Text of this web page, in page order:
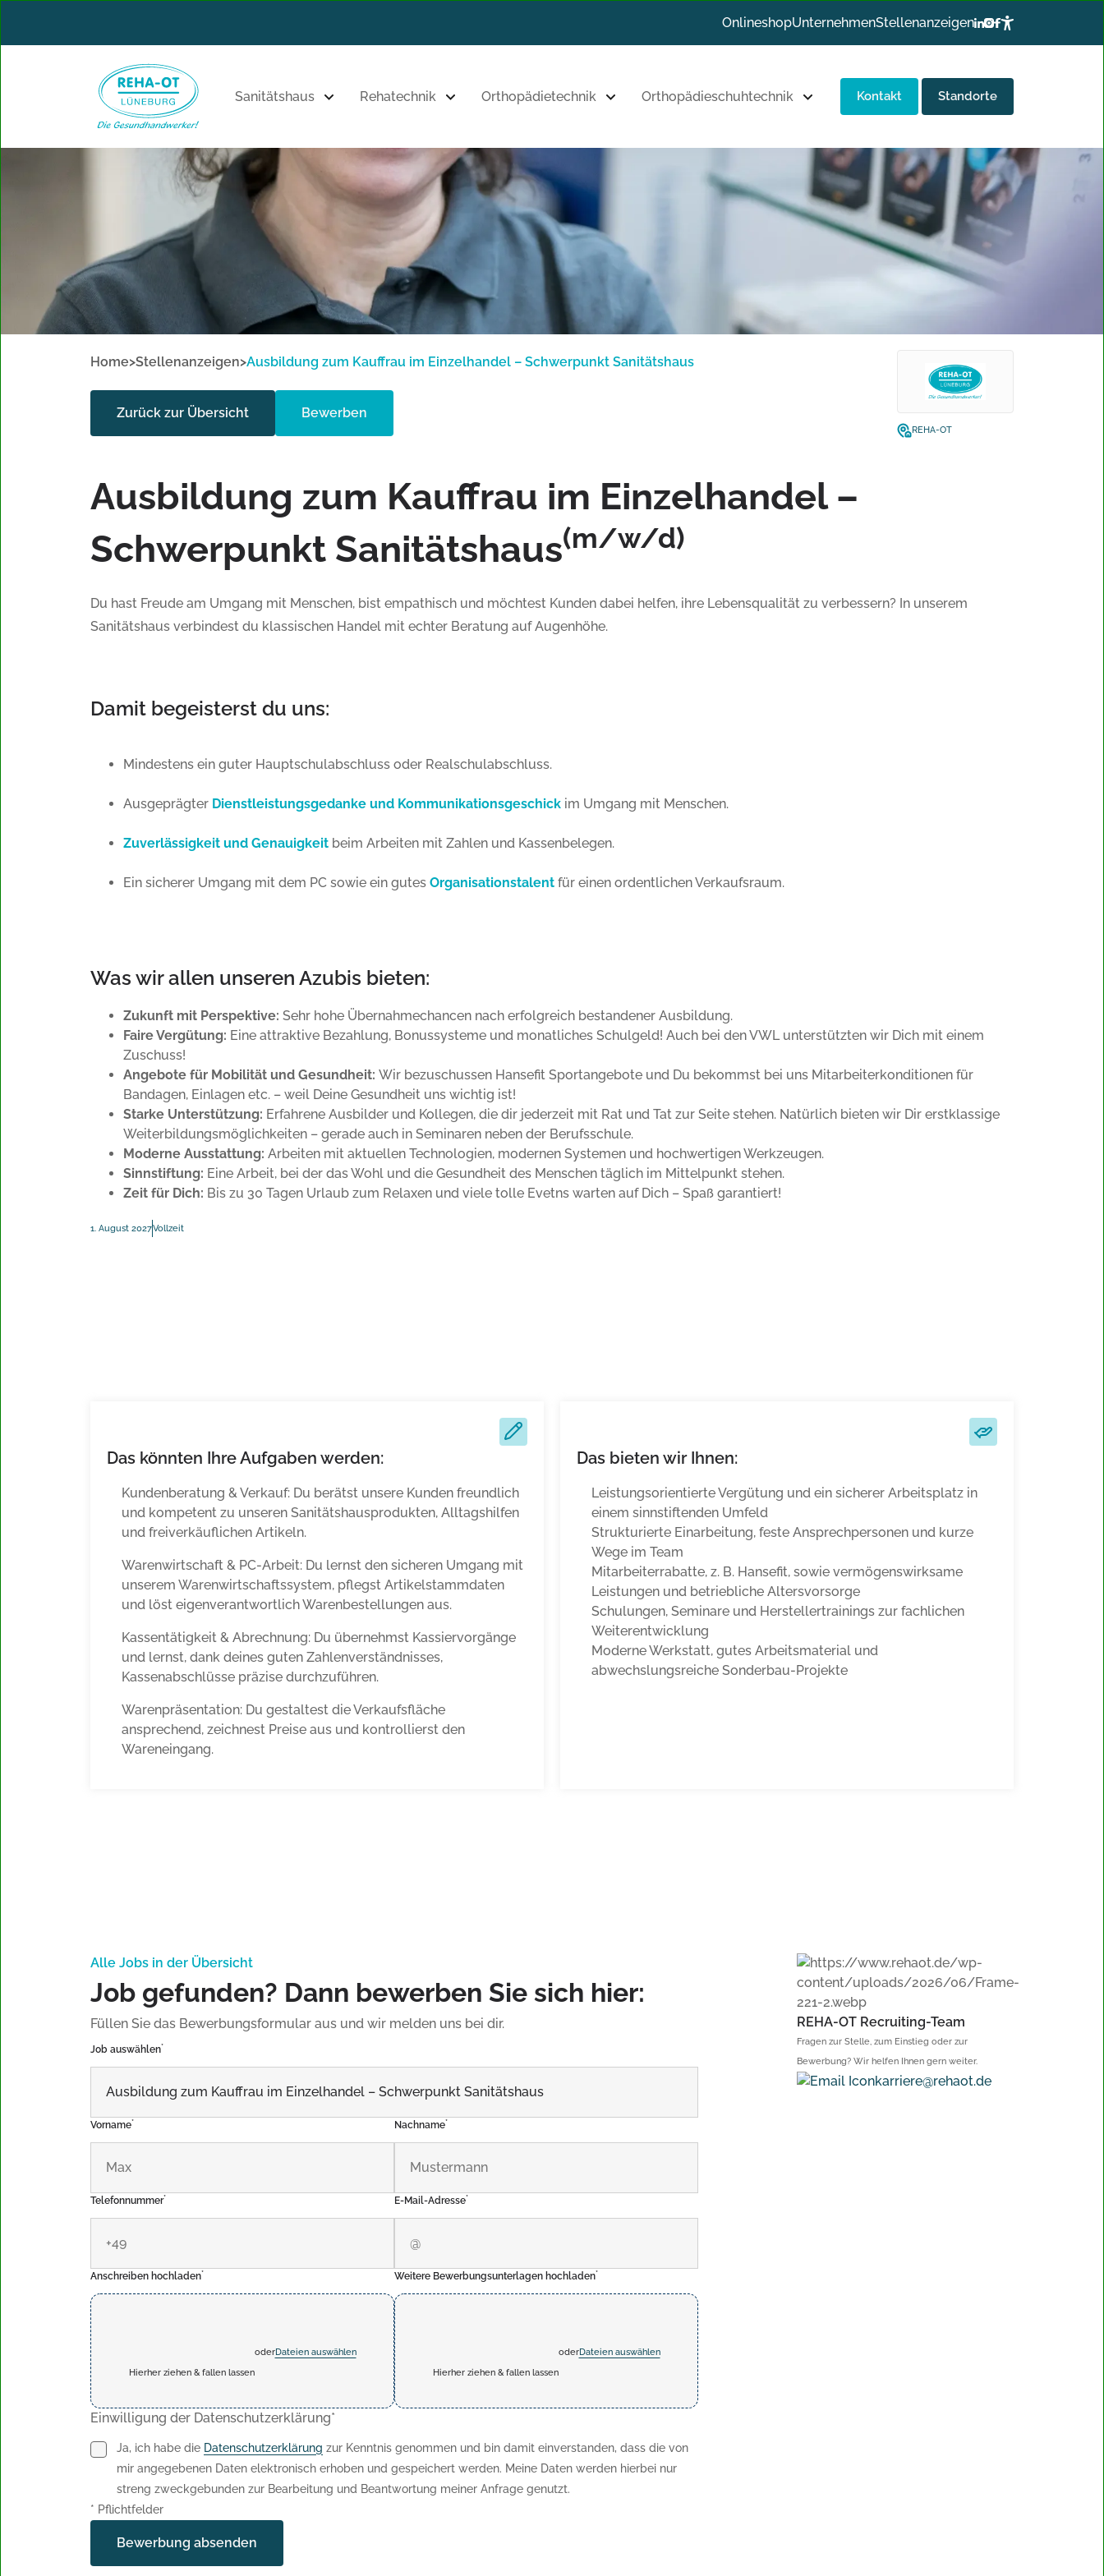
OnlineshopUnternehmenStellenanzeigen
Sanitätshaus Rehatechnik Orthopädietechnik Orthopädieschuhtechnik Kontakt Standorte
Home>Stellenanzeigen>Ausbildung zum Kauffrau im Einzelhandel – Schwerpunkt Sanitätshaus
Zurück zur Übersicht Bewerben
REHA-OT
Ausbildung zum Kauffrau im Einzelhandel –
Schwerpunkt Sanitätshaus(m/w/d)
Du hast Freude am Umgang mit Menschen, bist empathisch und möchtest Kunden dabei helfen, ihre Lebensqualität zu verbessern? In unserem
Sanitätshaus verbindest du klassischen Handel mit echter Beratung auf Augenhöhe.
Damit begeisterst du uns:
Mindestens ein guter Hauptschulabschluss oder Realschulabschluss.
Ausgeprägter Dienstleistungsgedanke und Kommunikationsgeschick im Umgang mit Menschen.
Zuverlässigkeit und Genauigkeit beim Arbeiten mit Zahlen und Kassenbelegen.
Ein sicherer Umgang mit dem PC sowie ein gutes Organisationstalent für einen ordentlichen Verkaufsraum.
Was wir allen unseren Azubis bieten:
Zukunft mit Perspektive: Sehr hohe Übernahmechancen nach erfolgreich bestandener Ausbildung.
Faire Vergütung: Eine attraktive Bezahlung, Bonussysteme und monatliches Schulgeld! Auch bei den VWL unterstützten wir Dich mit einem
Zuschuss!
Angebote für Mobilität und Gesundheit: Wir bezuschussen Hansefit Sportangebote und Du bekommst bei uns Mitarbeiterkonditionen für
Bandagen, Einlagen etc. – weil Deine Gesundheit uns wichtig ist!
Starke Unterstützung: Erfahrene Ausbilder und Kollegen, die dir jederzeit mit Rat und Tat zur Seite stehen. Natürlich bieten wir Dir erstklassige
Weiterbildungsmöglichkeiten – gerade auch in Seminaren neben der Berufsschule.
Moderne Ausstattung: Arbeiten mit aktuellen Technologien, modernen Systemen und hochwertigen Werkzeugen.
Sinnstiftung: Eine Arbeit, bei der das Wohl und die Gesundheit des Menschen täglich im Mittelpunkt stehen.
Zeit für Dich: Bis zu 30 Tagen Urlaub zum Relaxen und viele tolle Evetns warten auf Dich – Spaß garantiert!
1. August 2027Vollzeit
Das könnten Ihre Aufgaben werden:
Kundenberatung & Verkauf: Du berätst unsere Kunden freundlich
und kompetent zu unseren Sanitätshausprodukten, Alltagshilfen
und freiverkäuflichen Artikeln.
Warenwirtschaft & PC-Arbeit: Du lernst den sicheren Umgang mit
unserem Warenwirtschaftssystem, pflegst Artikelstammdaten
und löst eigenverantwortlich Warenbestellungen aus.
Kassentätigkeit & Abrechnung: Du übernehmst Kassiervorgänge
und lernst, dank deines guten Zahlenverständnisses,
Kassenabschlüsse präzise durchzuführen.
Warenpräsentation: Du gestaltest die Verkaufsfläche
ansprechend, zeichnest Preise aus und kontrollierst den
Wareneingang.
Das bieten wir Ihnen:
Leistungsorientierte Vergütung und ein sicherer Arbeitsplatz in
einem sinnstiftenden Umfeld
Strukturierte Einarbeitung, feste Ansprechpersonen und kurze
Wege im Team
Mitarbeiterrabatte, z. B. Hansefit, sowie vermögenswirksame
Leistungen und betriebliche Altersvorsorge
Schulungen, Seminare und Herstellertrainings zur fachlichen
Weiterentwicklung
Moderne Werkstatt, gutes Arbeitsmaterial und
abwechslungsreiche Sonderbau-Projekte
Alle Jobs in der Übersicht
Job gefunden? Dann bewerben Sie sich hier:
Füllen Sie das Bewerbungsformular aus und wir melden uns bei dir.
Job auswählen*
Vorname* Nachname*
Telefonnummer* E-Mail-Adresse*
Anschreiben hochladen*
Hierher ziehen & fallen lassen
oderDateien auswählen
Weitere Bewerbungsunterlagen hochladen*
Hierher ziehen & fallen lassen
oderDateien auswählen
Einwilligung der Datenschutzerklärung*
Ja, ich habe die Datenschutzerklärung zur Kenntnis genommen und bin damit einverstanden, dass die von
mir angegebenen Daten elektronisch erhoben und gespeichert werden. Meine Daten werden hierbei nur
streng zweckgebunden zur Bearbeitung und Beantwortung meiner Anfrage genutzt.
* Pflichtfelder
Bewerbung absenden
REHA-OT Recruiting-Team
Fragen zur Stelle, zum Einstieg oder zur
Bewerbung? Wir helfen Ihnen gern weiter.
karriere@rehaot.de